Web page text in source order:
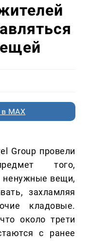
MAX
Group провели
того,
вещи,
захламляя
кладовые.
около трети
с ранее